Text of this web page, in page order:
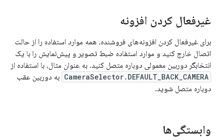
غیرفعال کردن افزونه
برای غیرفعال کردن افزونه‌های فروشنده، همه موارد استفاده را از حالت
اتصال خارج کنید و موارد استفاده ضبط تصویر و پیش‌نمایش را با یک
انتخابگر دوربین معمولی دوباره متصل کنید. به عنوان مثال، با استفاده از
CameraSelector.DEFAULT_BACK_CAMERA به دوربین عقب
دوباره متصل شوید.
وابستگی‌ها